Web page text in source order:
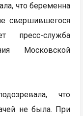
что беременна
свершившегося
пресс-служба
Московской
что
не была. При